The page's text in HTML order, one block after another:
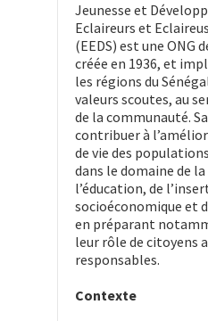
Jeunesse et
Eclaireurs et
(EEDS) est une ONG
créée en 1936, et
les régions du
valeurs scoutes, au
de la communauté.
contribuer à
de vie des
dans le domaine de
l’éducation, de
socioéconomique et
en préparant
leur rôle de citoyens
responsables.
Contexte